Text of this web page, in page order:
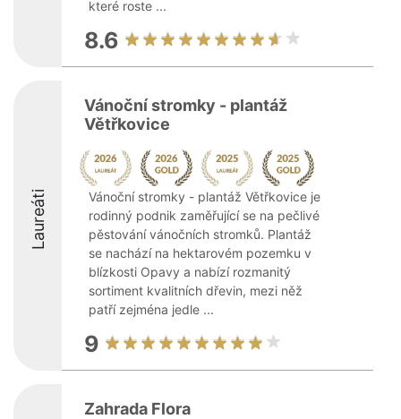
které roste ...
8.6
Laureáti
Vánoční stromky - plantáž
Větřkovice
Vánoční stromky - plantáž Větřkovice je
rodinný podnik zaměřující se na pečlivé
pěstování vánočních stromků. Plantáž
se nachází na hektarovém pozemku v
blízkosti Opavy a nabízí rozmanitý
sortiment kvalitních dřevin, mezi něž
patří zejména jedle ...
9
Zahrada Flora